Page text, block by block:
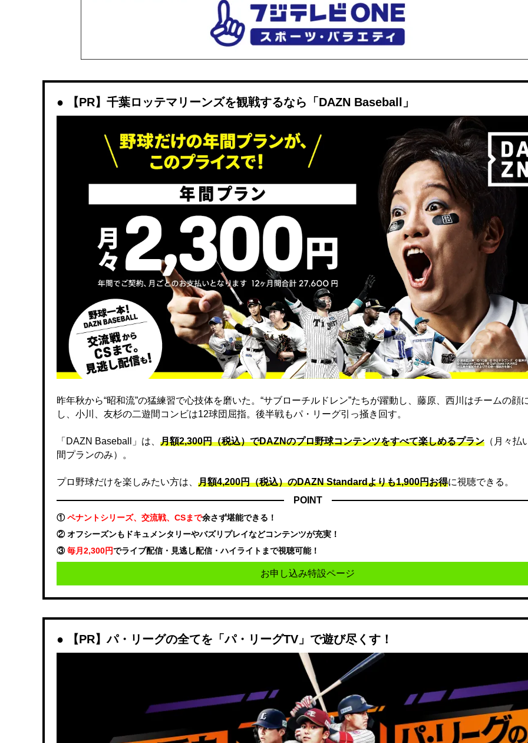
【PR】千葉ロッテマリーンズを観戦するなら「DAZN Baseball」
昨年秋から“昭和流”の猛練習で心技体を磨いた。“サブローチルドレン”たちが躍動し、藤原、西川はチームの顔
し、小川、友杉の二遊間コンビは12球団屈指。後半戦もパ・リーグ引っ掻き回す。
「DAZN Baseball」は、 月額2,300円（税込）でDAZNのプロ野球コンテンツをすべて楽しめるプラン （月々払
間プランのみ）。
プロ野球だけを楽しみたい方は、 月額4,200円（税込）のDAZN Standard​よりも1,900円お得に視聴できる。
POINT
①ペナントシリーズ、交流戦、CSまで余さず堪能できる！
② オフシーズンもドキュメンタリーやバズリプレイなどコンテンツが充実！
③毎月2,300円でライブ配信・見逃し配信・ハイライトまで視聴可能！
お申し込み特設ページ
【PR】パ・リーグの全てを「パ・リーグTV」で遊び尽くす！